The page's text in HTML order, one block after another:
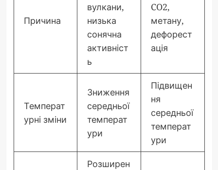
Причина
вулкани,
низька
сонячна
активніст
ь
CO2,
метану,
дефорест
ація
Температ
урні зміни
Зниження
середньої
температ
ури
Підвищен
ня
середньої
температ
ури
Розширен